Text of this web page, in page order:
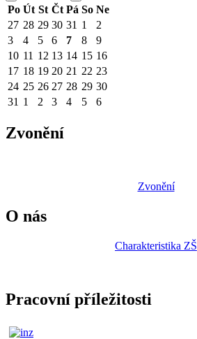
Po Út St Čt Pá So Ne
27 28 29 30 31 1
2
3
4 5 6 7 8
9
10 11 12 13 14 15 16
17 18 19 20 21 22 23
24 25 26 27 28 29 30
31 1 2 3 4 5 6
Zvonění
Zvonění
O nás
Charakteristika ZŠ
Pracovní příležitosti